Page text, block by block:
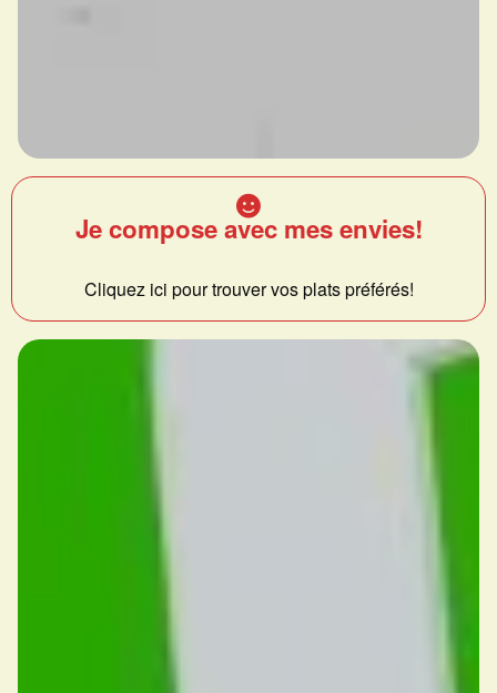
Je compose avec mes envies!
Cliquez ici pour trouver vos plats préférés!